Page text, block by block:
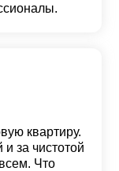
квартиру.
за чистотой
Что